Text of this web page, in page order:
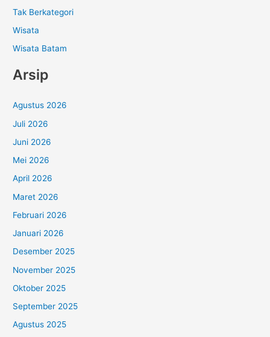
Tak Berkategori
Wisata
Wisata Batam
Arsip
Agustus 2026
Juli 2026
Juni 2026
Mei 2026
April 2026
Maret 2026
Februari 2026
Januari 2026
Desember 2025
November 2025
Oktober 2025
September 2025
Agustus 2025